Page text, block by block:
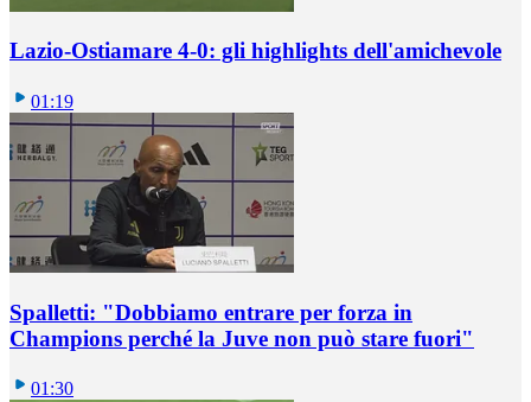
Lazio-Ostiamare 4-0: gli highlights dell'amichevole
01:19
Spalletti: "Dobbiamo entrare per forza in
Champions perché la Juve non può stare fuori"
01:30